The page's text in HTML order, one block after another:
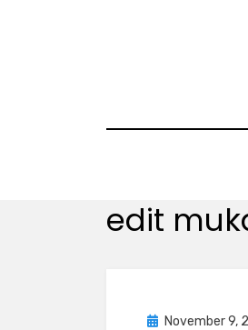
Tag
:
edit
PostedNovember 9,